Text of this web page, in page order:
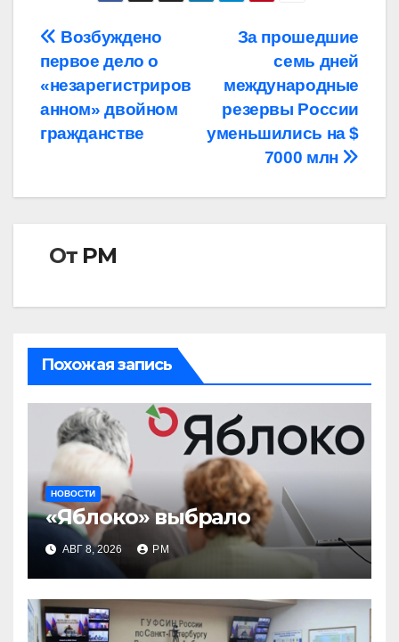
Навигация
по
записям
За прошедшие
семь дней
международные
резервы России
уменьшились на $
7000 млн
Возбуждено
первое дело о
«незарегистриров
анном» двойном
гражданстве
От РМ
Похожая запись
НОВОСТИ
«Яблоко» выбрало
АВГ 8, 2026 РМ